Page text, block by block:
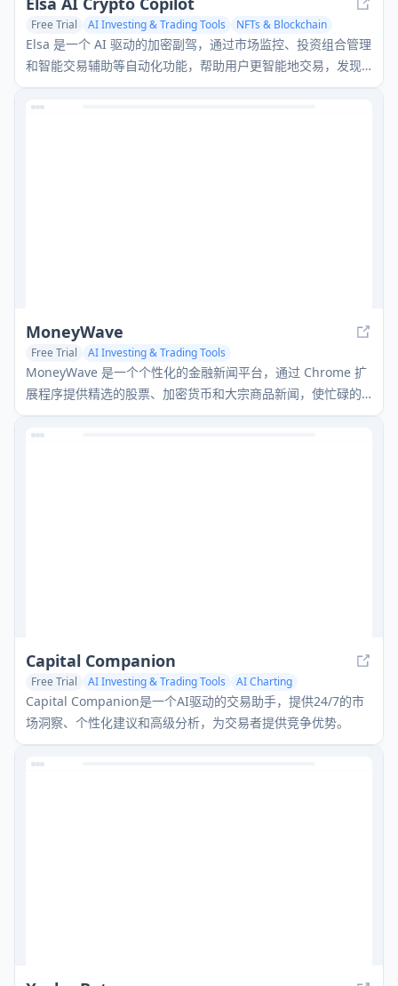
Free Trial AI Investing & Trading Tools NFTs & Blockchain
Elsa 是一个 AI 驱动的加密副驾，通过市场监控、投资组合管理
和智能交易辅助等自动化功能，帮助用户更智能地交易，发现
机会并最大化收益。
MoneyWave
Free Trial AI Investing & Trading Tools
MoneyWave 是一个个性化的金融新闻平台，通过 Chrome 扩
展程序提供精选的股票、加密货币和大宗商品新闻，使忙碌的
专业人士更容易了解市场趋势。
Capital Companion
Free Trial AI Investing & Trading Tools AI Charting
Capital Companion是一个AI驱动的交易助手，提供24/7的市
场洞察、个性化建议和高级分析，为交易者提供竞争优势。